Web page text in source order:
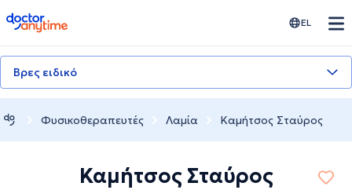
doctoranytime EL
Βρες ειδικό
Φυσικοθεραπευτές Λαμία Καμήτσος Σταύρος
Καμήτσος Σταύρος